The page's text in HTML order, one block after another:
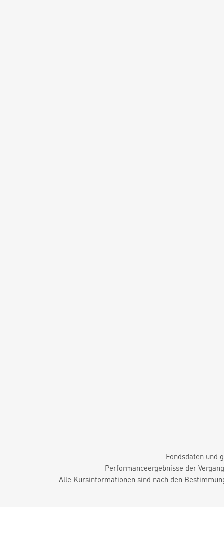
Fondsdaten und
Performanceergebnisse der
Alle Kursinformationen sind nach den